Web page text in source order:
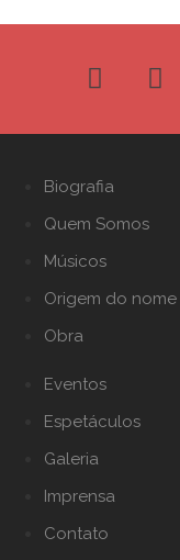
Biografia
Quem Somos
Músicos
Origem do nome
Obra
Eventos
Espetáculos
Galeria
Imprensa
Contato